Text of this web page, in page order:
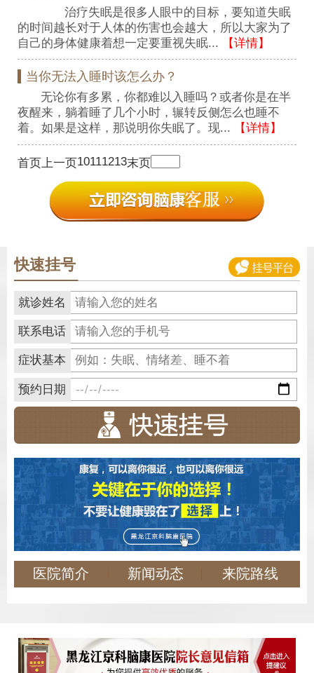
治疗失眠是很多人眼中的目标，要知道失眠
的时间越长对于人体的伤害也会越大，所以大家为了
自己的身体健康着想一定要重视失眠...
【详情】
当你无法入睡时该怎么办？
无论你有多累，你都难以入睡吗？或者你是在半
夜醒来，躺着睡了几个小时，辗转反侧怎么也睡不
着。如果是这样，那说明你失眠了。现...
【详情】
首页上一页10111213末页
快速挂号
就诊姓名
联系电话
症状基本
预约日期
医院简介 新闻动态 来院路线